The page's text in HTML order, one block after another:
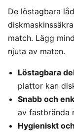
De löstagbara
match. Lägg
njuta av maten.
Löstagbara
plattor kan
Snabb och
av fastbrända
Hygieniskt